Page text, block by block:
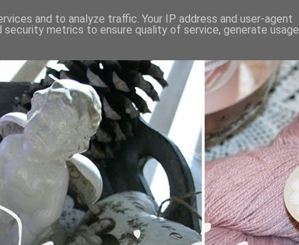
and to analyze traffic. Your IP address and user-agent
metrics to ensure quality of service, generate usage